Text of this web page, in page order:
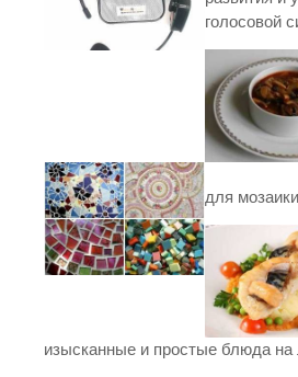
голосовой
для мозаики
изысканные и простые блюда на